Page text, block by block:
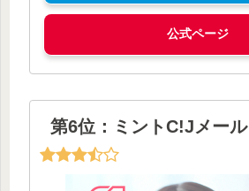
公式ページ
第6位：ミントC!Jメール